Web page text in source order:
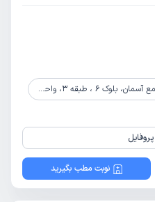
6 ، طبقه 3، واحد 85
نوبت مطب بگیرید